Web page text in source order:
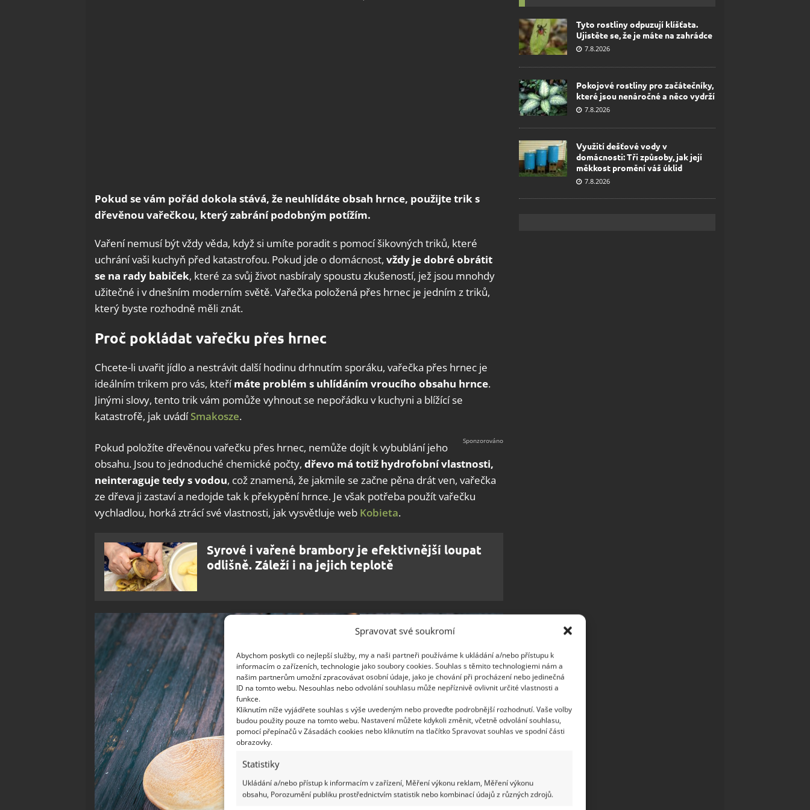
Spravovat své soukromí
Abychom poskytli co nejlepší služby, my a naši partneři používáme k ukládání a/nebo přístupu k
informacím o zařízeních, technologie jako soubory cookies. Souhlas s těmito technologiemi nám a
našim partnerům umožní zpracovávat osobní údaje, jako je chování při procházení nebo jedinečná
ID na tomto webu. Nesouhlas nebo odvolání souhlasu může nepříznivě ovlivnit určité vlastnosti a
funkce.
Kliknutím níže vyjádřete souhlas s výše uvedeným nebo proveďte podrobnější rozhodnutí. Vaše volby
budou použity pouze na tomto webu. Nastavení můžete kdykoli změnit, včetně odvolání souhlasu,
pomocí přepínačů v Zásadách cookies nebo kliknutím na tlačítko Spravovat souhlas ve spodní části
obrazovky.
Statistiky
Ukládání a/nebo přístup k informacím v zařízení, Měření výkonu reklam, Měření výkonu
obsahu, Porozumění publiku prostřednictvím statistik nebo kombinací údajů z různých zdrojů.
Pokud se vám pořád dokola stává, že neuhlídáte obsah hrnce, použijte trik s
dřevěnou vařečkou, který zabrání podobným potížím.
Vaření nemusí být vždy věda, když si umíte poradit s pomocí šikovných triků, které
uchrání vaši kuchyň před katastrofou. Pokud jde o domácnost, vždy je dobré obrátit
se na rady babiček, které za svůj život nasbíraly spoustu zkušeností, jež jsou mnohdy
užitečné i v dnešním moderním světě. Vařečka položená přes hrnec je jedním z triků,
který byste rozhodně měli znát.
Proč pokládat vařečku přes hrnec
Chcete-li uvařit jídlo a nestrávit další hodinu drhnutím sporáku, vařečka přes hrnec je
ideálním trikem pro vás, kteřímáte problém s uhlídáním vroucího obsahu hrnce.
Jinými slovy, tento trik vám pomůže vyhnout se nepořádku v kuchyni a blížící se
katastrofě, jak uvádíSmakosze.
Pokud položíte dřevěnou vařečku přes hrnec, nemůže dojít k vybublání jeho
obsahu. Jsou to jednoduché chemické počty, dřevo má totiž hydrofobní vlastnosti,
neinteraguje tedy s vodou, což znamená, že jakmile se začne pěna drát ven, vařečka
ze dřeva ji zastaví a nedojde tak k překypění hrnce. Je však potřeba použít vařečku
vychladlou, horká ztrácí své vlastnosti, jak vysvětluje web Kobieta.
Syrové i vařené brambory je efektivnější loupat
odlišně. Záleží i na jejich teplotě
Tyto rostliny odpuzují klíšťata.
Ujistěte se, že je máte na zahrádce
7.8.2026
Pokojové rostliny pro začátečníky,
které jsou nenáročné a něco vydrží
7.8.2026
Využití dešťové vody v
domácnosti: Tři způsoby, jak její
měkkost promění váš úklid
7.8.2026